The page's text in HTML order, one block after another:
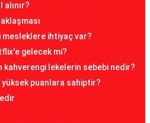
alınır?
mesleklere ihtiyaç var?
gelecek mi?
lekelerin sebebi nedir?
puanlara sahiptir?